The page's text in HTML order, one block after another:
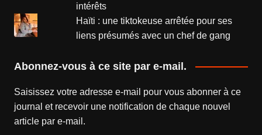
intérêts
Haïti : une tiktokeuse arrêtée pour ses
liens présumés avec un chef de gang
Abonnez-vous à ce site par e-mail.
Saisissez votre adresse e-mail pour vous abonner à ce
journal et recevoir une notification de chaque nouvel
article par e-mail.